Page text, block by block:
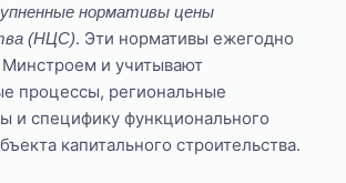
нормативы цены
(НЦС). Эти нормативы ежегодно
и учитывают
процессы, региональные
и специфику функционального
капитального строительства.